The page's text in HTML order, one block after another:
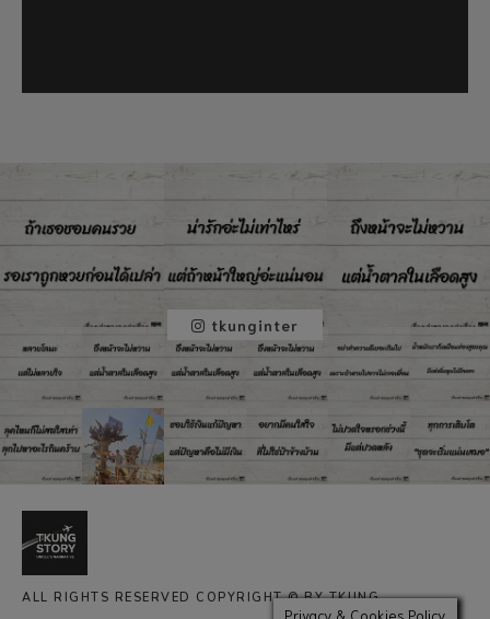
tkunginter
ALL RIGHTS RESERVED COPYRIGHT © BY TKUNG
Privacy & Cookies Policy